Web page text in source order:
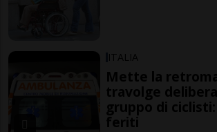
ITALIA
Mette la
travolge
gruppo di
feriti